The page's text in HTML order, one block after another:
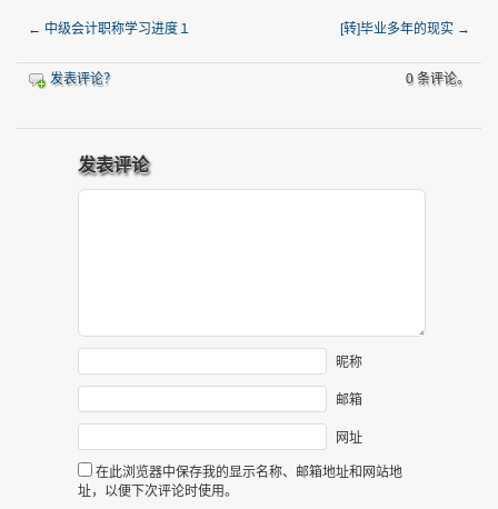
← 中级会计职称学习进度１ [转]毕业多年的现实 →
发表评论？ 0 条评论。
发表评论
昵称
邮箱
网址
在此浏览器中保存我的显示名称、邮箱地址和网站地
址，以便下次评论时使用。